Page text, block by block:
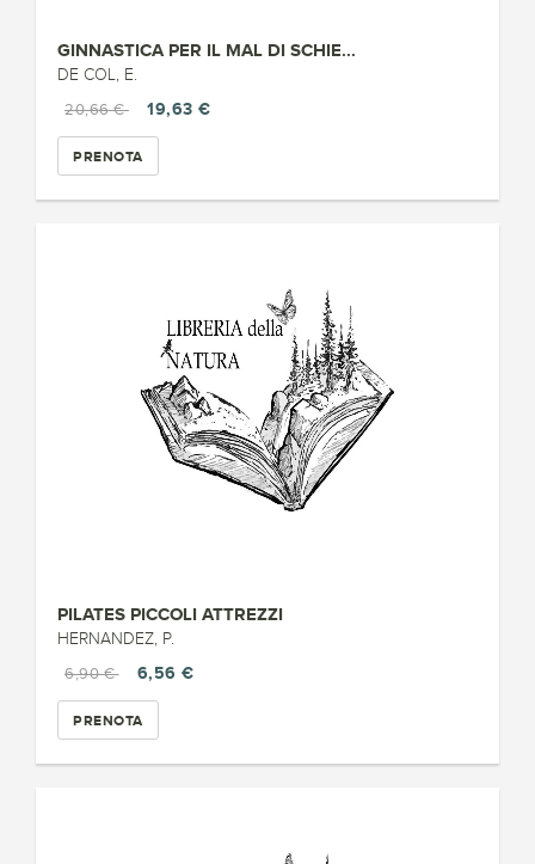
GINNASTICA PER IL MAL DI SCHIE...
DE COL, E.
20,66 €
19,63 €
PRENOTA
PILATES PICCOLI ATTREZZI
HERNANDEZ, P.
6,90 €
6,56 €
PRENOTA